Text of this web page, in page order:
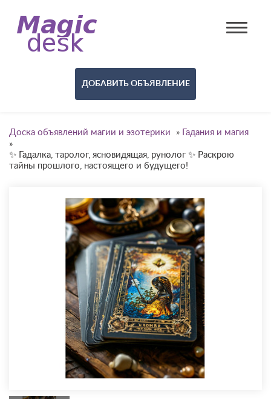
ДОБАВИТЬ ОБЪЯВЛЕНИЕ
Доска объявлений магии и эзотерики »
Гадания и магия
»
✨ Гадалка, таролог, ясновидящая, рунолог ✨ Раскрою
тайны прошлого, настоящего и будущего!